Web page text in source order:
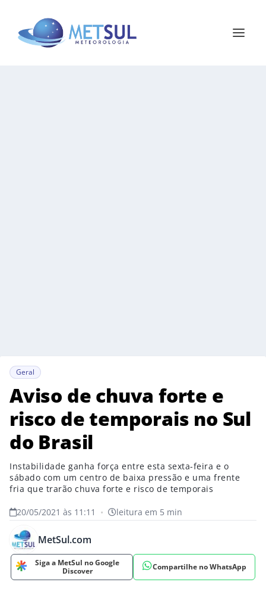
Geral
Aviso de chuva forte e
risco de temporais no Sul
do Brasil
Instabilidade ganha força entre esta sexta-feira e o
sábado com um centro de baixa pressão e uma frente
fria que trarão chuva forte e risco de temporais
20/05/2021 às 11:11 • leitura em 5 min
MetSul.com
Siga a MetSul no Google
Discover
Compartilhe no WhatsApp